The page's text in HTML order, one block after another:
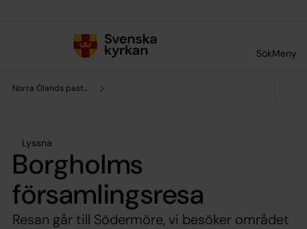
SökMeny
Norra Ölands pastorat
Lyssna
Borgholms
församlingsresa
Resan går till Södermöre, vi besöker området